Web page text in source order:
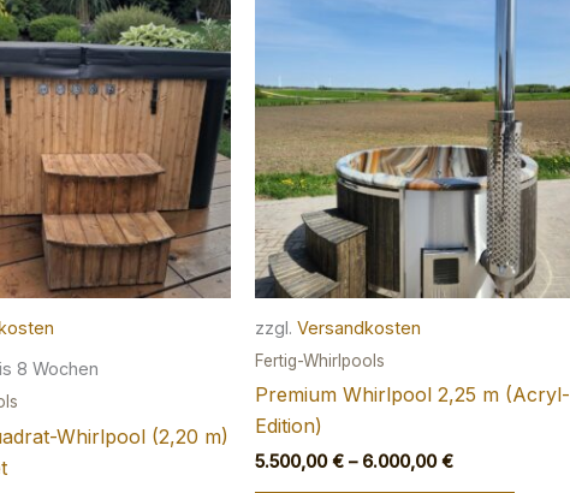
8 Wochen
Whirlpool (2,20 m)
zzgl. Versandkosten
Fertig-Whirlpools
Premium Whirlpool 2,25 m (Acryl-
Edition)
5.500,00€ – 6.000,00€